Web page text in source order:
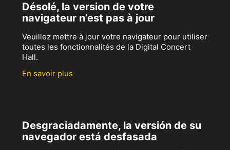
Désolé, la version de votre
navigateur n’est pas à jour
Veuillez mettre à jour votre navigateur pour utiliser
toutes les fonctionnalités de la Digital Concert
Hall.
En savoir plus
Desgraciadamente, la versión de su
navegador está desfasada